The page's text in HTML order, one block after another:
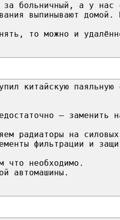
больничный, а у нас
выпинывают домой.
то можно и
китайскую паяльную
— заменить
радиаторы на
фильтрации и
что необходимо.
автомашины.